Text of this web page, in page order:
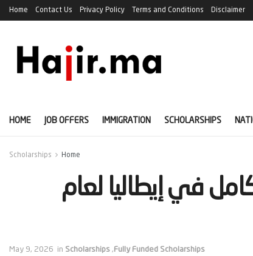
Home Contact Us Privacy Policy Terms and Conditions Disclaimer
HOME JOB OFFERS IMMIGRATION SCHOLARSHIPS
Home
Scholarships
في إيطاليا لعام
May 9, 2026 in Fully Funded Scholarships
,
Scholarships